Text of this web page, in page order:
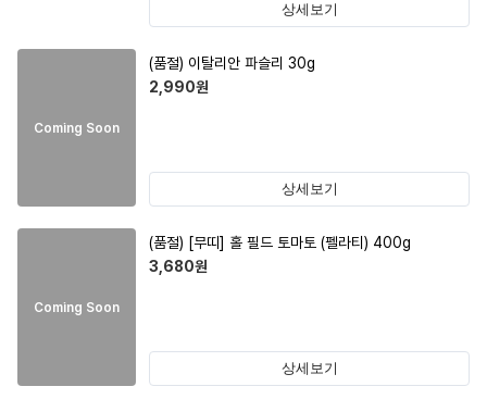
상세보기
Coming Soon
(품절) 이탈리안 파슬리 30g
2,990원
상세보기
Coming Soon
(품절) [무띠] 홀 필드 토마토 (펠라티) 400g
3,680원
상세보기